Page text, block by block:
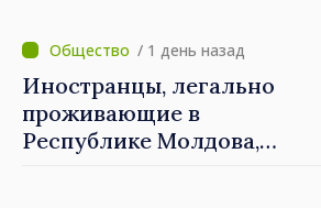
стратегии обороны
/ 1 день назад
Иностранцы, легально
проживающие в
Республике Молдова,